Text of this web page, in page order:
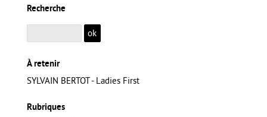
Recherche
À retenir
SYLVAIN BERTOT - Ladies First
Rubriques